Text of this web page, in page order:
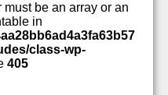
must be an array or an
in
class-wp-
405